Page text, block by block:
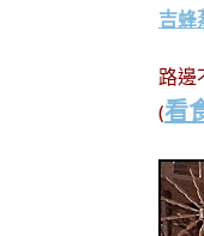
吉蜂
路邊
(看